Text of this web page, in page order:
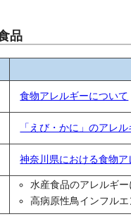
品
食物アレルギーについて
「えび・かに」のアレ
神奈川県における食物
水産食品のアレルギー
高病原性鳥インフル